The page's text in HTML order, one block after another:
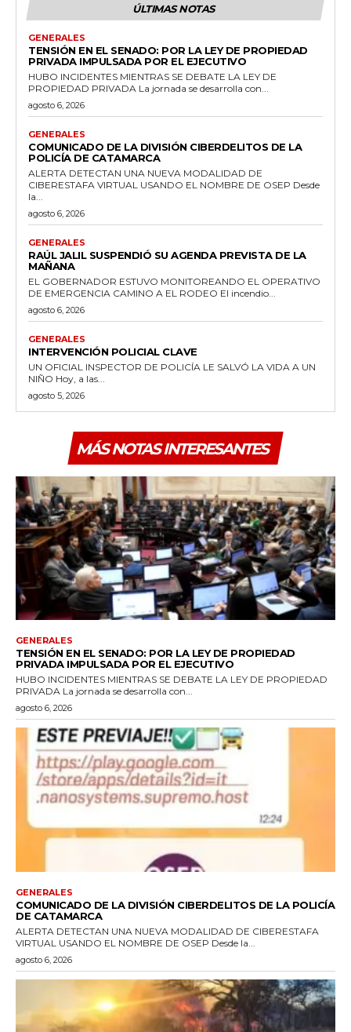
ÚLTIMAS NOTAS
GENERALES
TENSIÓN EN EL SENADO: POR LA LEY DE PROPIEDAD
PRIVADA IMPULSADA POR EL EJECUTIVO
HUBO INCIDENTES MIENTRAS SE DEBATE LA LEY DE
PROPIEDAD PRIVADA La jornada se desarrolla con...
agosto 6, 2026
GENERALES
COMUNICADO DE LA DIVISIÓN CIBERDELITOS DE LA
POLICÍA DE CATAMARCA
ALERTA DETECTAN UNA NUEVA MODALIDAD DE
CIBERESTAFA VIRTUAL USANDO EL NOMBRE DE OSEP Desde
la...
agosto 6, 2026
GENERALES
RAÚL JALIL SUSPENDIÓ SU AGENDA PREVISTA DE LA
MAÑANA
EL GOBERNADOR ESTUVO MONITOREANDO EL OPERATIVO
DE EMERGENCIA CAMINO A EL RODEO El incendio...
agosto 6, 2026
GENERALES
INTERVENCIÓN POLICIAL CLAVE
UN OFICIAL INSPECTOR DE POLICÍA LE SALVÓ LA VIDA A UN
NIÑO Hoy, a las...
agosto 5, 2026
MÁS NOTAS INTERESANTES
GENERALES
TENSIÓN EN EL SENADO: POR LA LEY DE PROPIEDAD
PRIVADA IMPULSADA POR EL EJECUTIVO
HUBO INCIDENTES MIENTRAS SE DEBATE LA LEY DE PROPIEDAD
PRIVADA La jornada se desarrolla con...
agosto 6, 2026
GENERALES
COMUNICADO DE LA DIVISIÓN CIBERDELITOS DE LA POLICÍA
DE CATAMARCA
ALERTA DETECTAN UNA NUEVA MODALIDAD DE CIBERESTAFA
VIRTUAL USANDO EL NOMBRE DE OSEP Desde la...
agosto 6, 2026